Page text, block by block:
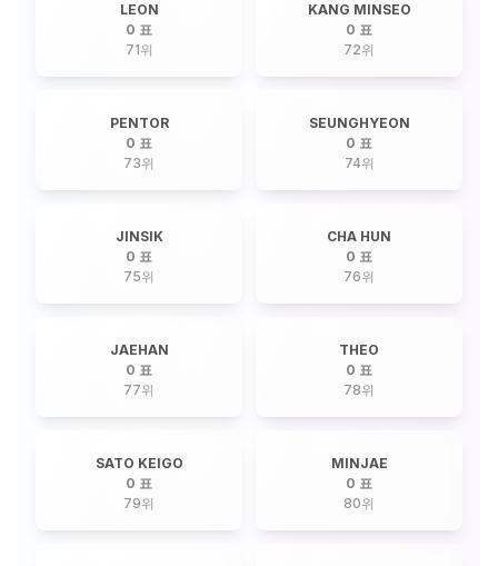
LEON
0 표
71위
KANG MINSEO
0 표
72위
PENTOR
0 표
73위
SEUNGHYEON
0 표
74위
JINSIK
0 표
75위
CHA HUN
0 표
76위
JAEHAN
0 표
77위
THEO
0 표
78위
SATO KEIGO
0 표
79위
MINJAE
0 표
80위